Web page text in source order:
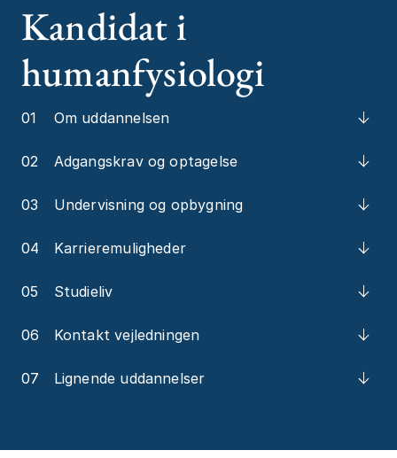
Kandidat i
humanfysiologi
01 Om uddannelsen
02 Adgangskrav og optagelse
03 Undervisning og opbygning
04 Karrieremuligheder
05 Studieliv
06 Kontakt vejledningen
07 Lignende uddannelser